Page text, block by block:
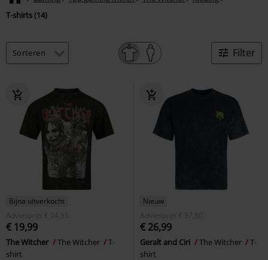
T-shirts (14)
Filter
Bijna uitverkocht
Adviesprijs
€ 24,95
€ 19,99
The Witcher The Witcher
T-
shirt
Nieuw
Adviesprijs
€ 37,50
€ 26,99
Geralt and Ciri The Witcher
T-
shirt